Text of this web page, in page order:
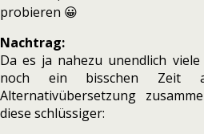
probieren 😀
Nachtrag:
Da es ja nahezu unendlich
noch ein bisschen Zeit
Alternativübersetzung
diese schlüssiger: